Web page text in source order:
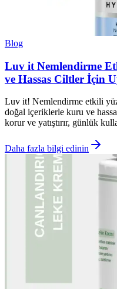
Blog
Luv it Nemlendirme
ve Hassas Ciltler İçin
Luv it! Nemlendirme etkili
doğal içeriklerle kuru ve
korur ve yatıştırır, günlük
Daha fazla bilgi edinin